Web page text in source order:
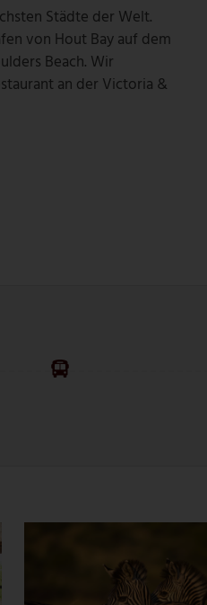
Städte der Welt.
von Hout Bay auf dem
Beach. Wir
an der Victoria &